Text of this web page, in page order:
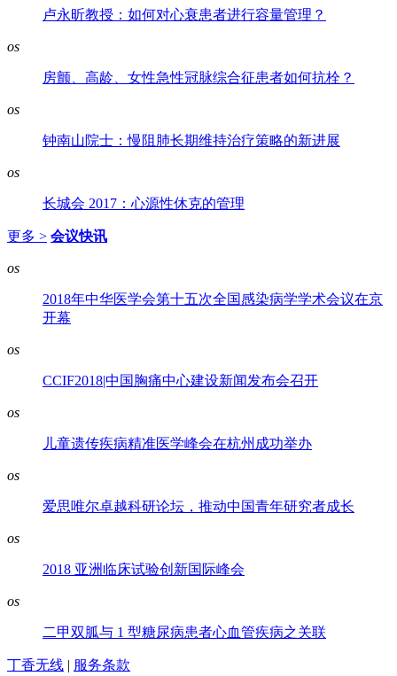
卢永昕教授：如何对心衰患者进行容量管理？
os
房颤、高龄、女性急性冠脉综合征患者如何抗栓？
os
钟南山院士：慢阻肺长期维持治疗策略的新进展
os
长城会 2017：心源性休克的管理
更多 > 会议快讯
os
2018年中华医学会第十五次全国感染病学学术会议在京
开幕
os
CCIF2018|中国胸痛中心建设新闻发布会召开
os
儿童遗传疾病精准医学峰会在杭州成功举办
os
爱思唯尔卓越科研论坛，推动中国青年研究者成长
os
2018 亚洲临床试验创新国际峰会
os
二甲双胍与 1 型糖尿病患者心血管疾病之关联
丁香无线 | 服务条款